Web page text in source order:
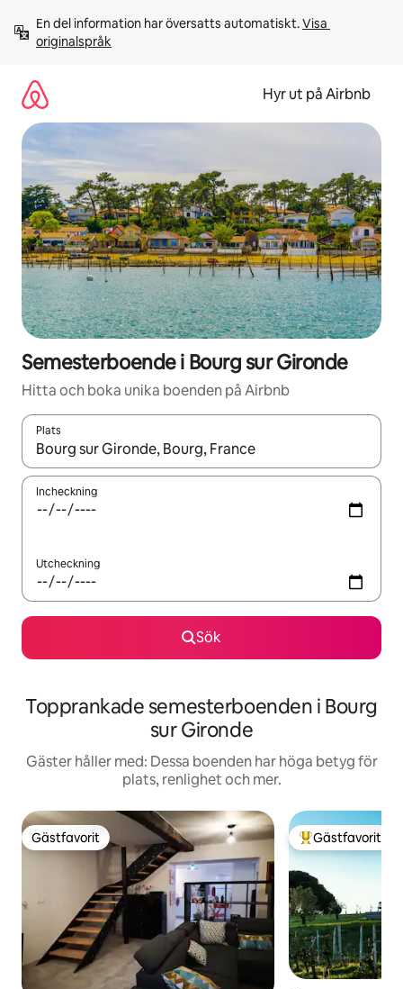
innehåll
En del information har översatts automatiskt. Visa
originalspråk
Hyr ut på Airbnb
Semesterboende i Bourg sur Gironde
Hitta och boka unika boenden på Airbnb
Plats
När resultaten är tillgängliga kan du navigera med upp- och
Incheckning
Utcheckning
Sök
Topprankade semesterboenden i Bourg
sur Gironde
Gäster håller med: Dessa boenden har höga betyg för
plats, renlighet och mer.
Gästfavorit
Gästfavorit Populär
Gästfavorit